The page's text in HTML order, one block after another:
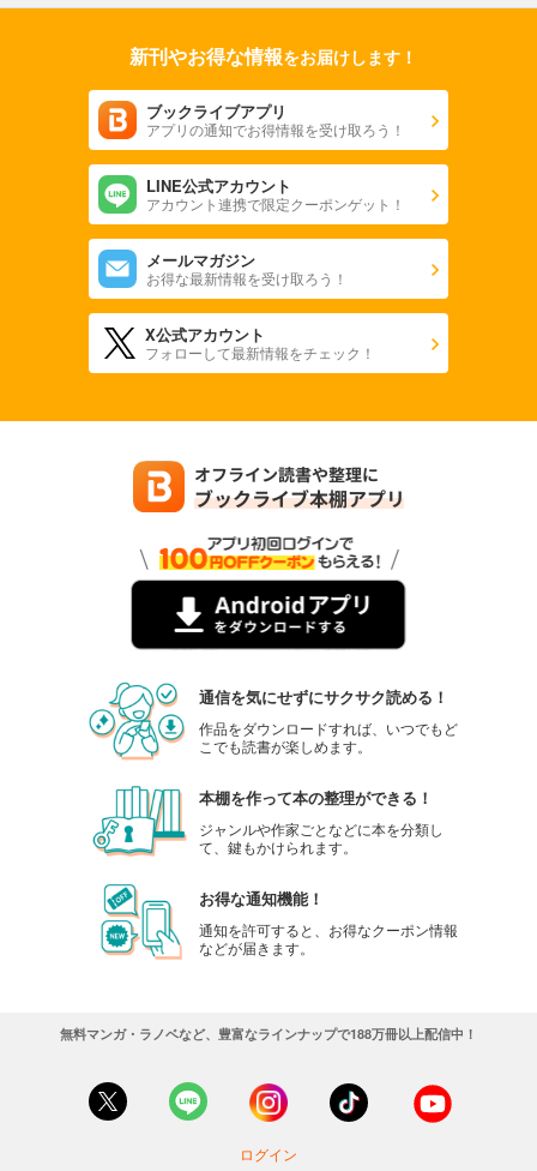
新刊やお得な情報をお届けします！
ブックライブアプリ
アプリの通知でお得情報を受け取ろう！
LINE公式アカウント
アカウント連携で限定クーポンゲット！
メールマガジン
お得な最新情報を受け取ろう！
X公式アカウント
フォローして最新情報をチェック！
通信を気にせずにサクサク読める！
作品をダウンロードすれば、いつでもど
こでも読書が楽しめます。
本棚を作って本の整理ができる！
ジャンルや作家ごとなどに本を分類し
て、鍵もかけられます。
お得な通知機能！
通知を許可すると、お得なクーポン情報
などが届きます。
無料マンガ・ラノベなど、豊富なラインナップで188万冊以上配信中！
ログイン